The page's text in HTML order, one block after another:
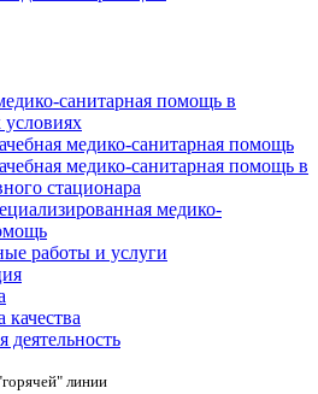
санитарная помощь в
условиях
медико-санитарная помощь
медико-санитарная помощь в
стационара
медико-
работы и услуги
линии